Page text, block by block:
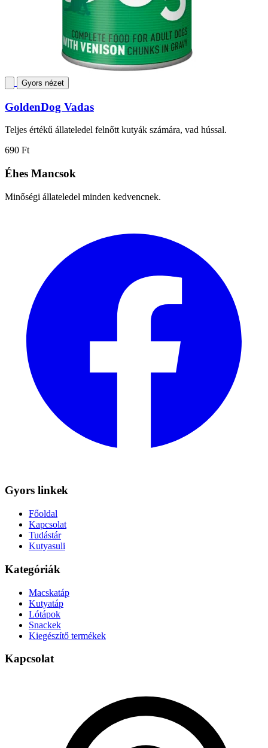
Gyors nézet
GoldenDog Vadas
Teljes értékű állateledel felnőtt kutyák számára, vad hússal.
690 Ft
Éhes Mancsok
Minőségi állateledel minden kedvencnek.
Gyors linkek
Főoldal
Kapcsolat
Tudástár
Kutyasuli
Kategóriák
Macskatáp
Kutyatáp
Lótápok
Snackek
Kiegészítő termékek
Kapcsolat